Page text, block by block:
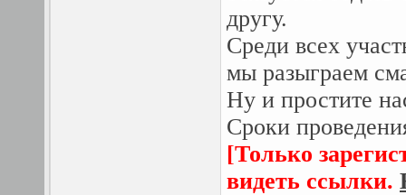
другу.
Среди всех
мы разыграем
Ну и простите
Сроки
[Только
видеть ссылки.